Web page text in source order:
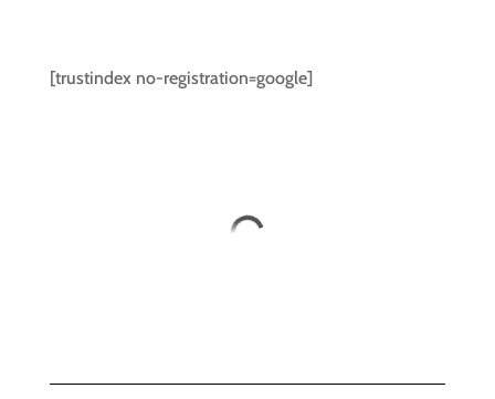
[trustindex no-registration=google]